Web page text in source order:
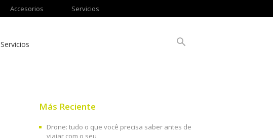
Accesorios Servicios
Servicios
Más Reciente
Drone: tudo o que você precisa saber antes de
viajar com o seu